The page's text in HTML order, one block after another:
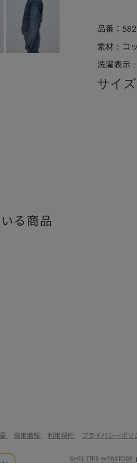
品番
素材
コ
洗濯表示
サイズ
る商品
採用情報 利用規約 プライバシーポリ
SHEL'TTER WEBSTORE